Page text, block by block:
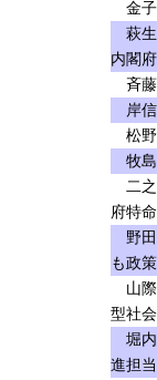
金子
萩生
内閣
斉藤
岸信
松野
牧島
二之
府特
野田
も政
山際
型社
堀内
進担